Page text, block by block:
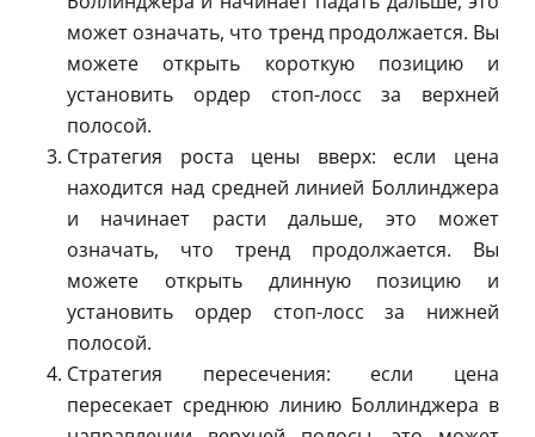
может означать, что тренд продолжается. Вы
можете открыть короткую позицию и
установить ордер стоп-лосс за верхней
полосой.
Стратегия роста цены вверх: если цена
находится над средней линией Боллинджера
и начинает расти дальше, это может
означать, что тренд продолжается. Вы
можете открыть длинную позицию и
установить ордер стоп-лосс за нижней
полосой.
Стратегия пересечения: если цена
пересекает среднюю линию Боллинджера в